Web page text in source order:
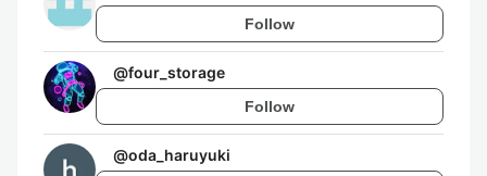
Follow
@four_storage
Follow
@oda_haruyuki